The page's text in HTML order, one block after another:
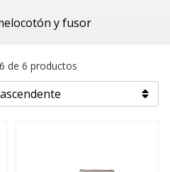
y fusor
de 6 productos